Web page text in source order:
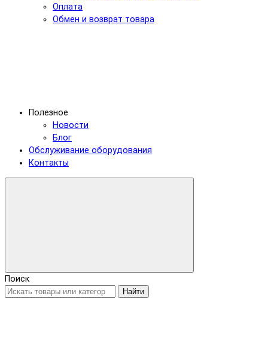
Оплата
Обмен и возврат товара
Полезное
Новости
Блог
Обслуживание оборудования
Контакты
Поиск
Найти